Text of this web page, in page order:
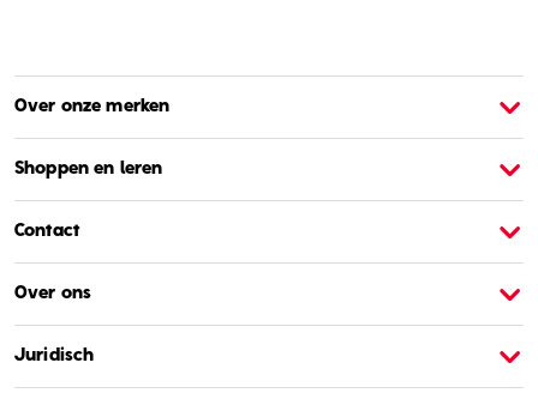
Over onze merken
Shoppen en leren
Contact
Over ons
Juridisch